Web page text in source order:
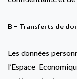
B – Transferts de
Les données
l’Espace